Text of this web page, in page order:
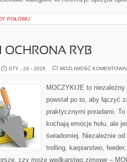
POŁOWU
OCHRONA RYB
STY - 24 - 2026 MOŻLIWOŚĆ
MOCZYKIJE to
powstał po to, aby łączyć
praktycznymi poradami.
kochają emocje holu, ale
świadomiej. Niezależnie
trolling, karpiarstwo,
czy może wędkarstwo zimowe –